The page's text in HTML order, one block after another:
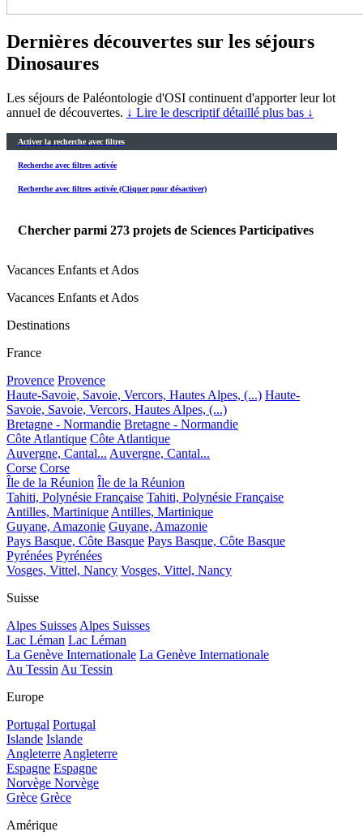
Dernières découvertes sur les séjours
Dinosaures
Les séjours de Paléontologie d'OSI continuent d'apporter leur lot
annuel de découvertes. ↓ Lire le descriptif détaillé plus bas ↓
Activer la recherche avec filtres
Recherche avec filtres activée
Recherche avec filtres activée (Cliquer pour désactiver)
Chercher parmi 273 projets de Sciences Participatives
Vacances Enfants et Ados
Vacances Enfants et Ados
Destinations
France
Provence Provence
Haute-Savoie, Savoie, Vercors, Hautes Alpes, (...) Haute-
Savoie, Savoie, Vercors, Hautes Alpes, (...)
Bretagne - Normandie Bretagne - Normandie
Côte Atlantique Côte Atlantique
Auvergne, Cantal... Auvergne, Cantal...
Corse Corse
Île de la Réunion Île de la Réunion
Tahiti, Polynésie Française Tahiti, Polynésie Française
Antilles, Martinique Antilles, Martinique
Guyane, Amazonie Guyane, Amazonie
Pays Basque, Côte Basque Pays Basque, Côte Basque
Pyrénées Pyrénées
Vosges, Vittel, Nancy Vosges, Vittel, Nancy
Suisse
Alpes Suisses Alpes Suisses
Lac Léman Lac Léman
La Genève Internationale La Genève Internationale
Au Tessin Au Tessin
Europe
Portugal Portugal
Islande Islande
Angleterre Angleterre
Espagne Espagne
Norvège Norvège
Grèce Grèce
Amérique